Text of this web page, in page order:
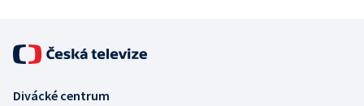
Divácké centrum